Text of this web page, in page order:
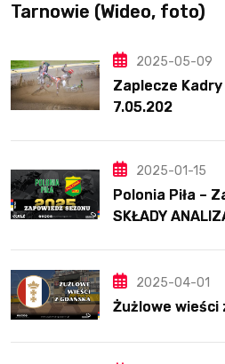
Tarnowie (Wideo, foto)
2025-05-09
Zaplecze
7.05.202
2025-01-15
Polonia Piła –
SKŁADY
2025-04-01
Żużlowe wieści